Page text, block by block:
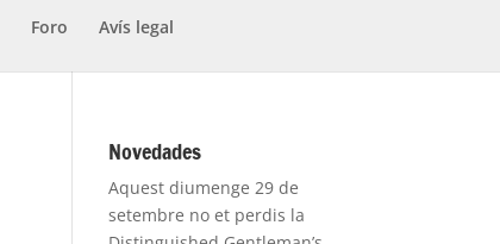
Foro Avís legal
Novedades
Aquest diumenge 29 de
setembre no et perdis la